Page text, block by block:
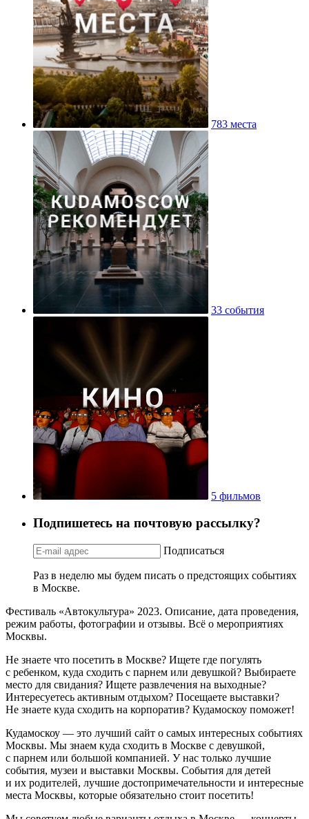
783 места
33 события
5 фильмов
Подпишетесь на почтовую рассылку?
Подписаться
Раз в неделю мы будем писать о предстоящих событиях
в Москве.
Фестиваль «Автокультура» 2023. Описание, дата проведения,
режим работы, фотографии и отзывы. Всё о мероприятиях
Москвы.
Не знаете что посетить в Москве? Ищете где погулять
с ребенком, куда сходить с парнем или девушкой? Выбираете
место для свидания? Ищете развлечения на выходные?
Интересуетесь активным отдыхом? Посещаете выставки?
Не знаете куда сходить на корпоратив? Кудамоскоу поможет!
Кудамоскоу — это лучший сайт о самых интересных событиях
Москвы. Мы знаем куда сходить в Москве с девушкой,
с парнем или большой компанией. У нас только лучшие
события, музеи и выставки Москвы. События для детей
и их родителей, лучшие достопримечательности и интересные
места Москвы, которые обязательно стоит посетить!